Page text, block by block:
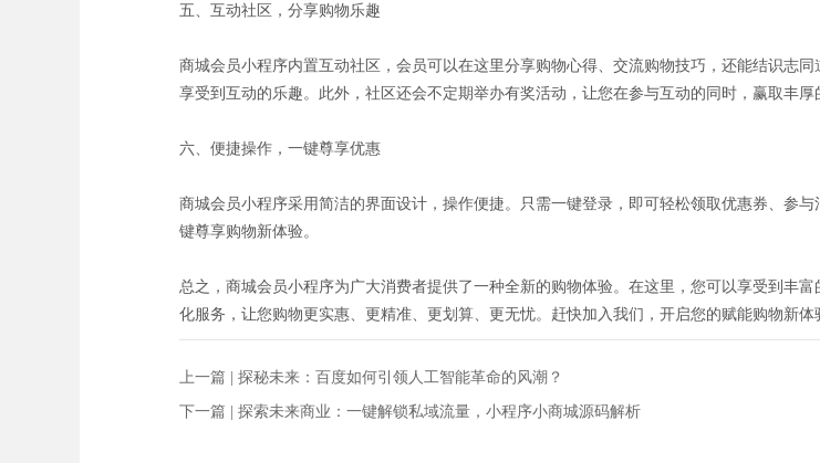
五、互动社区，分享购物乐趣
商城会员小程序内置互动社区，会员可以在这里分享购物心得、交流购物技巧，还能结识志
享受到互动的乐趣。此外，社区还会不定期举办有奖活动，让您在参与互动的同时，赢取丰厚
六、便捷操作，一键尊享优惠
商城会员小程序采用简洁的界面设计，操作便捷。只需一键登录，即可轻松领取优惠券、参
键尊享购物新体验。
总之，商城会员小程序为广大消费者提供了一种全新的购物体验。在这里，您可以享受到丰
化服务，让您购物更实惠、更精准、更划算、更无忧。赶快加入我们，开启您的赋能购物新体
上一篇 | 探秘未来：百度如何引领人工智能革命的风潮？
下一篇 | 探索未来商业：一键解锁私域流量，小程序小商城源码解析